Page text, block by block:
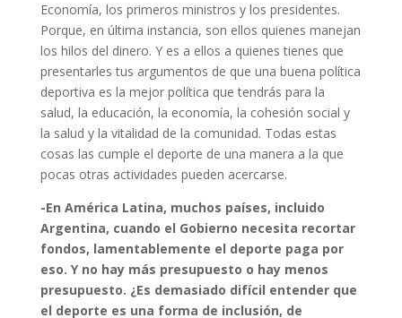
Economía, los primeros ministros y los presidentes.
Porque, en última instancia, son ellos quienes manejan
los hilos del dinero. Y es a ellos a quienes tienes que
presentarles tus argumentos de que una buena política
deportiva es la mejor política que tendrás para la
salud, la educación, la economía, la cohesión social y
la salud y la vitalidad de la comunidad. Todas estas
cosas las cumple el deporte de una manera a la que
pocas otras actividades pueden acercarse.
-En América Latina, muchos países, incluido
Argentina, cuando el Gobierno necesita recortar
fondos, lamentablemente el deporte paga por
eso. Y no hay más presupuesto o hay menos
presupuesto. ¿Es demasiado difícil entender que
el deporte es una forma de inclusión, de